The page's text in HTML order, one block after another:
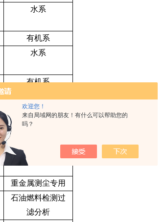
欢迎您！
来自局域网的朋友！有什么可以帮助您的
吗？
水系
有机系
水系
有机系
有机系
重金属测尘专用
石油燃料检测过
滤分析